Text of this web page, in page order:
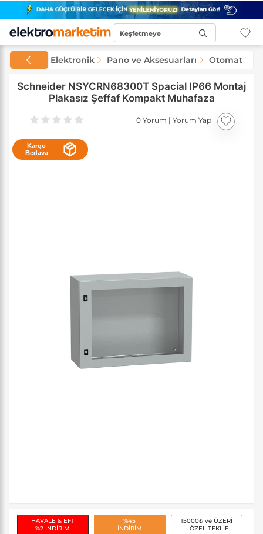
Keşfetmeye
Elektrik ve Elektronik Pano ve Aksesuarları Otomat
Schneider NSYCRN68300T Spacial IP66 Montaj
Plakasız Şeffaf Kompakt Muhafaza
0 Yorum | Yorum Yap
Kargo
Bedava
HAVALE & EFT
%2 İNDİRİM
%45
İNDİRİM
15000₺ ve ÜZERİ
ÖZEL TEKLİF